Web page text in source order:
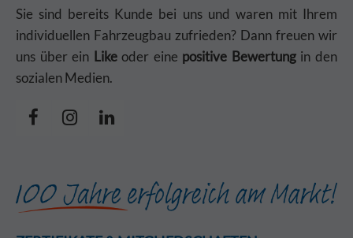
Sie sind bereits Kunde bei uns und waren mit Ihrem
individuellen Fahrzeugbau zufrieden? Dann freuen wir
uns über ein Likeoder eine positive Bewertungin den
sozialen Medien.